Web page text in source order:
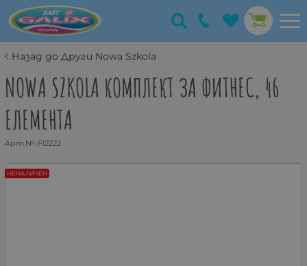
Назад до Други Nowa Szkola
NOWA SZKOLA КОМПЛЕКТ ЗА ФИТНЕС, 46
ЕЛЕМЕНТА
Арт.№: FI2222
НЕНАЛИЧЕН